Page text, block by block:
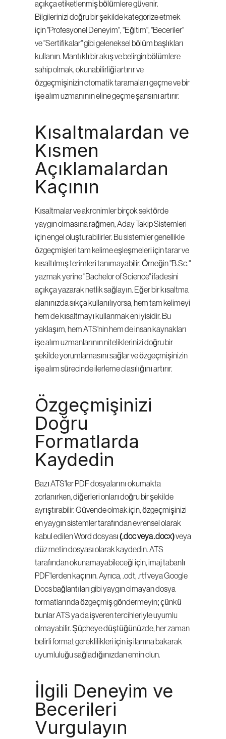
açıkça etiketlenmiş bölümlere güvenir.
Bilgilerinizi doğru bir şekilde kategorize etmek
için "Profesyonel Deneyim", "Eğitim", "Beceriler"
ve "Sertifikalar" gibi geleneksel bölüm başlıkları
kullanın. Mantıklı bir akış ve belirgin bölümlere
sahip olmak, okunabilirliği artırır ve
özgeçmişinizin otomatik taramaları geçme ve bir
işe alım uzmanının eline geçme şansını artırır.
Kısaltmalardan ve
Kısmen
Açıklamalardan
Kaçının
Kısaltmalar ve akronimler birçok sektörde
yaygın olmasına rağmen, Aday Takip Sistemleri
için engel oluşturabilirler. Bu sistemler genellikle
özgeçmişleri tam kelime eşleşmeleri için tarar ve
kısaltılmış terimleri tanımayabilir. Örneğin "B.Sc."
yazmak yerine "Bachelor of Science" ifadesini
açıkça yazarak netlik sağlayın. Eğer bir kısaltma
alanınızda sıkça kullanılıyorsa, hem tam kelimeyi
hem de kısaltmayı kullanmak en iyisidir. Bu
yaklaşım, hem ATS'nin hem de insan kaynakları
işe alım uzmanlarının niteliklerinizi doğru bir
şekilde yorumlamasını sağlar ve özgeçmişinizin
işe alım sürecinde ilerleme olasılığını artırır.
Özgeçmişinizi
Doğru
Formatlarda
Kaydedin
Bazı ATS'ler PDF dosyalarını okumakta
zorlanırken, diğerleri onları doğru bir şekilde
ayrıştırabilir. Güvende olmak için, özgeçmişinizi
en yaygın sistemler tarafından evrensel olarak
kabul edilen Word dosyası (.doc veya .docx) veya
düz metin dosyası olarak kaydedin. ATS
tarafından okunamayabileceği için, imaj tabanlı
PDF'lerden kaçının. Ayrıca, .odt, .rtf veya Google
Docs bağlantıları gibi yaygın olmayan dosya
formatlarında özgeçmiş göndermeyin; çünkü
bunlar ATS ya da işveren tercihleriyle uyumlu
olmayabilir. Şüpheye düştüğünüzde, her zaman
belirli format gereklilikleri için iş ilanına bakarak
uyumluluğu sağladığınızdan emin olun.
İlgili Deneyim ve
Becerileri
Vurgulayın